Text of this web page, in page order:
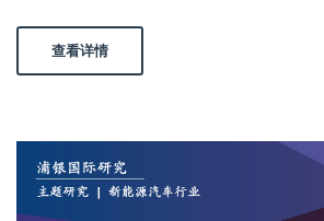
查看详情